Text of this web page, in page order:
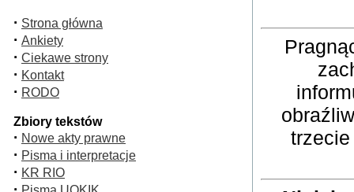
· Strona główna
· Ankiety
· Ciekawe strony
· Kontakt
· RODO
Zbiory tekstów
· Nowe akty prawne
· Pisma i interpretacje
· KR RIO